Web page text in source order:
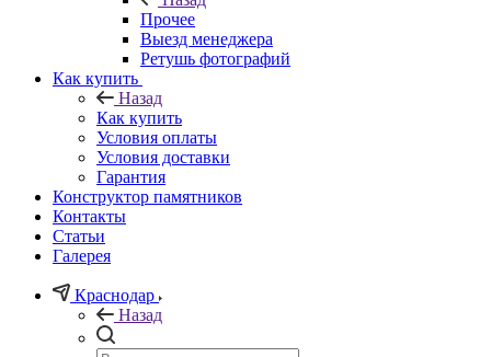
Прочее
Выезд менеджера
Ретушь фотографий
Как купить
Назад
Как купить
Условия оплаты
Условия доставки
Гарантия
Конструктор памятников
Контакты
Статьи
Галерея
Краснодар
Назад